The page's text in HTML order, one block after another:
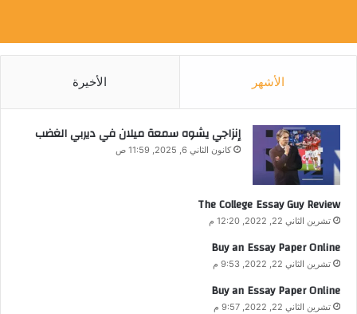
الأشهر الأخيرة
إنزاجي يشوه سمعة ميلان في ديربي الغضب
كانون الثاني 6, 2025, 11:59 ص
The College Essay Guy Review
تشرين الثاني 22, 2022, 12:20 م
Buy an Essay Paper Online
تشرين الثاني 22, 2022, 9:53 م
Buy an Essay Paper Online
تشرين الثاني 22, 2022, 9:57 م